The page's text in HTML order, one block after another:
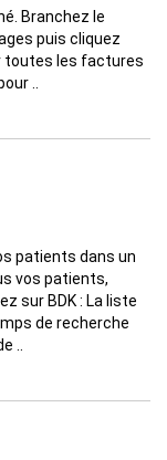
Branchez le
puis cliquez
toutes les factures
..
patients dans un
vos patients,
sur BDK : La liste
de recherche
..